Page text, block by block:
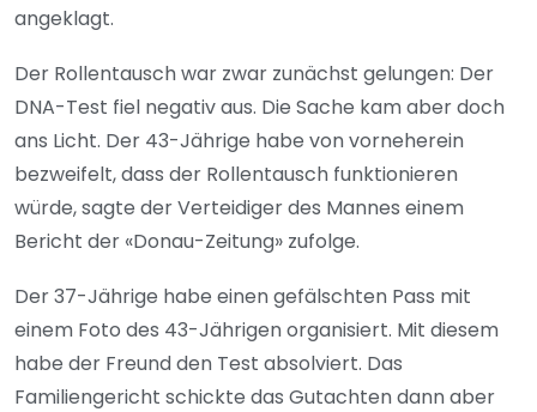
angeklagt.
Der Rollentausch war zwar zunächst gelungen: Der
DNA-Test fiel negativ aus. Die Sache kam aber doch
ans Licht. Der 43-Jährige habe von vorneherein
bezweifelt, dass der Rollentausch funktionieren
würde, sagte der Verteidiger des Mannes einem
Bericht der «Donau-Zeitung» zufolge.
Der 37-Jährige habe einen gefälschten Pass mit
einem Foto des 43-Jährigen organisiert. Mit diesem
habe der Freund den Test absolviert. Das
Familiengericht schickte das Gutachten dann aber